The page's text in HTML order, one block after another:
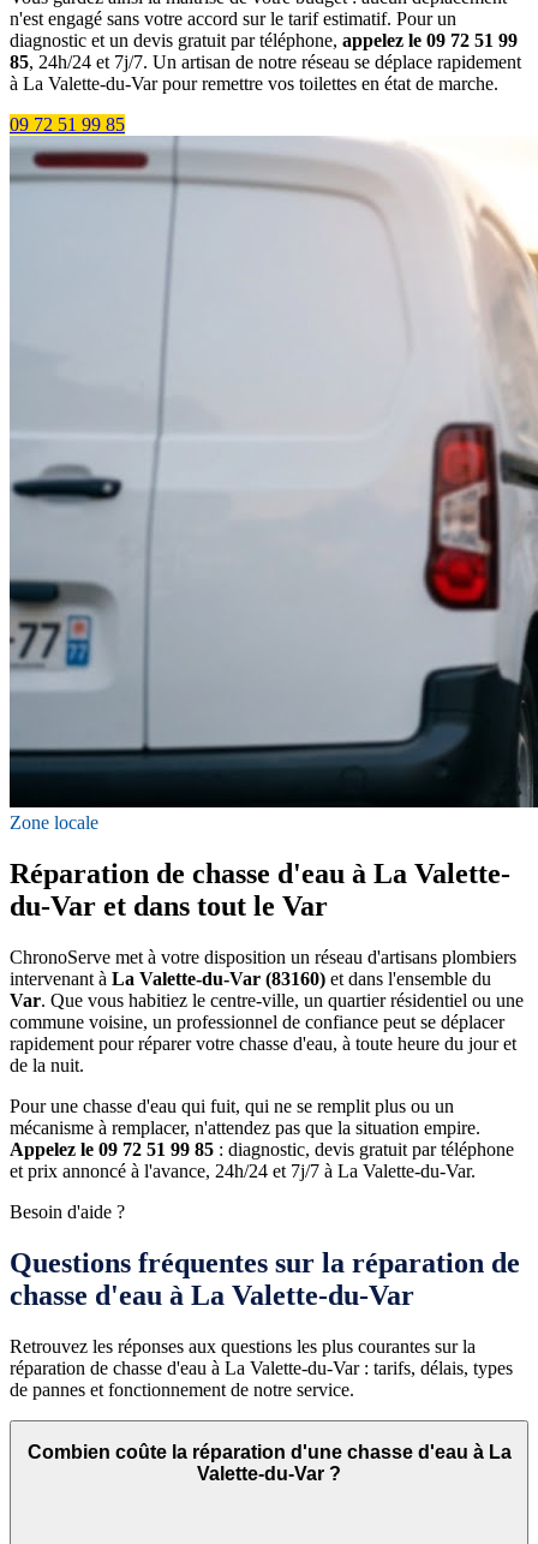
n'est engagé sans votre accord sur le tarif estimatif. Pour un
diagnostic et un devis gratuit par téléphone, appelez le 09 72 51 99
85, 24h/24 et 7j/7. Un artisan de notre réseau se déplace rapidement
à La Valette-du-Var pour remettre vos toilettes en état de marche.
09 72 51 99 85
Zone locale
Réparation de chasse d'eau à La Valette-
du-Var et dans tout le Var
ChronoServe met à votre disposition un réseau d'artisans plombiers
intervenant à La Valette-du-Var (83160) et dans l'ensemble du
Var. Que vous habitiez le centre-ville, un quartier résidentiel ou une
commune voisine, un professionnel de confiance peut se déplacer
rapidement pour réparer votre chasse d'eau, à toute heure du jour et
de la nuit.
Pour une chasse d'eau qui fuit, qui ne se remplit plus ou un
mécanisme à remplacer, n'attendez pas que la situation empire.
Appelez le 09 72 51 99 85 : diagnostic, devis gratuit par téléphone
et prix annoncé à l'avance, 24h/24 et 7j/7 à La Valette-du-Var.
Besoin d'aide ?
Questions fréquentes sur la réparation de
chasse d'eau à La Valette-du-Var
Retrouvez les réponses aux questions les plus courantes sur la
réparation de chasse d'eau à La Valette-du-Var : tarifs, délais, types
de pannes et fonctionnement de notre service.
Combien coûte la réparation d'une chasse d'eau à La
Valette-du-Var ?